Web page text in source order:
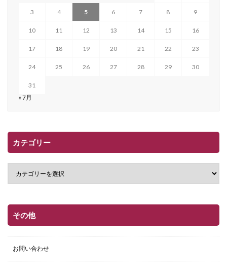
3 4 5 6 7 8 9
10 11 12 13 14 15 16
17 18 19 20 21 22 23
24 25 26 27 28 29 30
31
« 7月
カテゴリー
その他
お問い合わせ